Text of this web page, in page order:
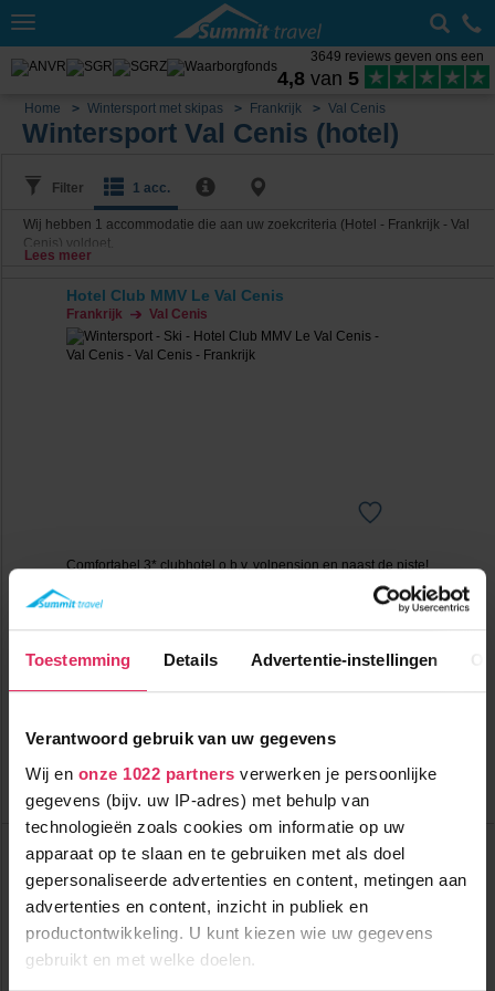
Toestemming Details Advertentie-instellingen
Verantwoord gebruik van uw gegevens
Wij en onze 1022 partners verwerken je persoonlijke
gegevens (bijv. uw IP-adres) met behulp van
technologieën zoals cookies om informatie op uw
apparaat op te slaan en te gebruiken met als doel
gepersonaliseerde advertenties en content, metingen aan
advertenties en content, inzicht in publiek en
productontwikkeling. U kunt kiezen wie uw gegevens
gebruikt en met welke doelen.
Toggle
3649 reviews geven ons een
4,8 van 5
Home Wintersport met skipas Frankrijk Val Cenis
Wintersport Val Cenis (hotel)
Filter 1 acc.
Wij hebben 1 accommodatie die aan uw zoekcriteria (Hotel - Frankrijk - Val
Cenis) voldoet.
Lees meer
Hotel Club MMV Le Val Cenis
Frankrijk Val Cenis
Comfortabel 3* clubhotel o.b.v. volpension en naast de piste!
vanaf
490 p.p.
300m tot centrum
20m tot skilift
volpension
8,0
Bekijk deze vakantie
Tot 8 weken voor vertrek gratis annuleren
Alpe d'Huez
Chamonix Mont Blanc
Espace Diamant
Top Accommodaties:
Résidence CGH Les Chalets de
Flambeau